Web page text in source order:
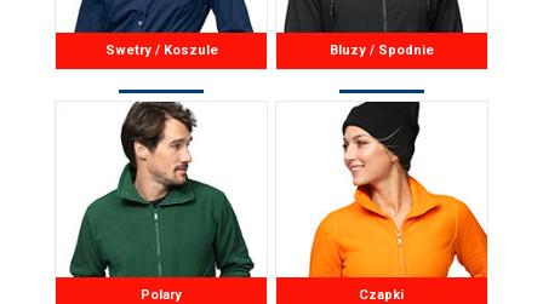
Swetry / Koszule Bluzy / Spodnie
Polary Czapki